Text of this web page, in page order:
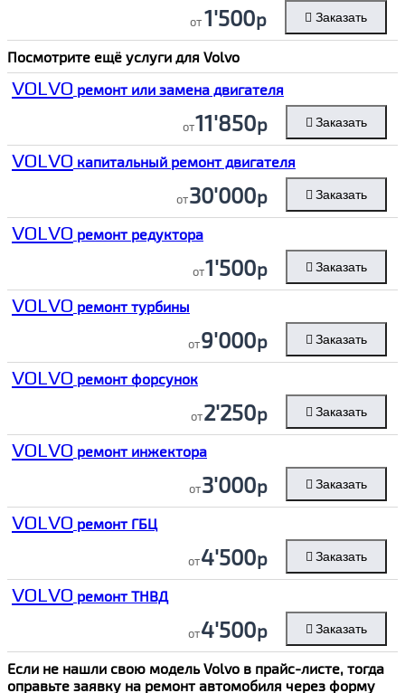
от1'500р Заказать
Посмотрите ещё услуги для Volvo
VOLVO ремонт или замена двигателя
от11'850р Заказать
VOLVO капитальный ремонт двигателя
от30'000р Заказать
VOLVO ремонт редуктора
от1'500р Заказать
VOLVO ремонт турбины
от9'000р Заказать
VOLVO ремонт форсунок
от2'250р Заказать
VOLVO ремонт инжектора
от3'000р Заказать
VOLVO ремонт ГБЦ
от4'500р Заказать
VOLVO ремонт ТНВД
от4'500р Заказать
Если не нашли свою модельVolvo в прайс-листе, тогда
оправьте заявку на ремонт автомобиля через форму